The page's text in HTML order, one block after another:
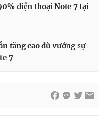
điện thoại Note 7 tại
tăng cao dù vướng sự
7